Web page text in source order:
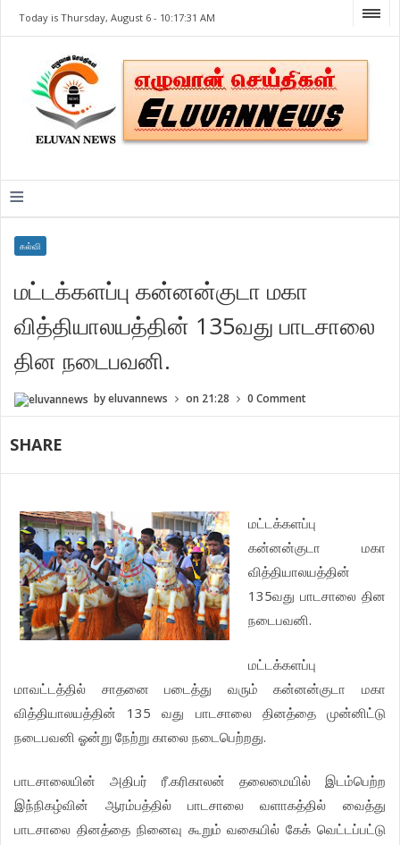
Today is Thursday, August 6 - 10:17:31 AM
≡
கல்வி
மட்டக்களப்பு கன்னன்குடா மகா
வித்தியாலயத்தின் 135வது பாடசாலை
தின நடைபவனி.
byeluvannews on 21:28 0 Comment
SHARE
மட்டக்களப்பு
கன்னன்குடா மகா
வித்தியாலயத்தின்
135வது பாடசாலை தின
நடைபவனி.
மட்டக்களப்பு
மாவட்டத்தில் சாதனை படைத்து வரும் கன்னன்குடா மகா
வித்தியாலயத்தின் 135 வது பாடசாலை தினத்தை முன்னிட்டு
நடைபவனி ஓன்று நேற்று காலை நடைபெற்றது.
பாடசாலையின் அதிபர் ரீ.கரிகாலன் தலைமையில் இடம்பெற்ற
இந்நிகழ்வின் ஆரம்பத்தில் பாடசாலை வளாகத்தில் வைத்து
பாடசாலை தினத்தை நினைவு கூறும் வகையில் கேக் வெட்டப்பட்டு